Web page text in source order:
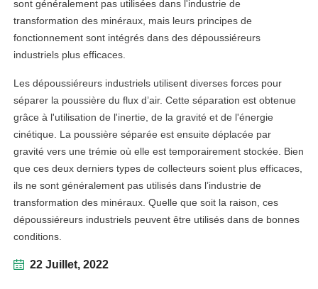
22 Juillet, 2022
sont généralement pas utilisées dans l'industrie de
transformation des minéraux, mais leurs principes de
fonctionnement sont intégrés dans des dépoussiéreurs
industriels plus efficaces.
Les dépoussiéreurs industriels utilisent diverses forces pour
séparer la poussière du flux d’air. Cette séparation est obtenue
grâce à l'utilisation de l'inertie, de la gravité et de l'énergie
cinétique. La poussière séparée est ensuite déplacée par
gravité vers une trémie où elle est temporairement stockée. Bien
que ces deux derniers types de collecteurs soient plus efficaces,
ils ne sont généralement pas utilisés dans l’industrie de
transformation des minéraux. Quelle que soit la raison, ces
dépoussiéreurs industriels peuvent être utilisés dans de bonnes
conditions.